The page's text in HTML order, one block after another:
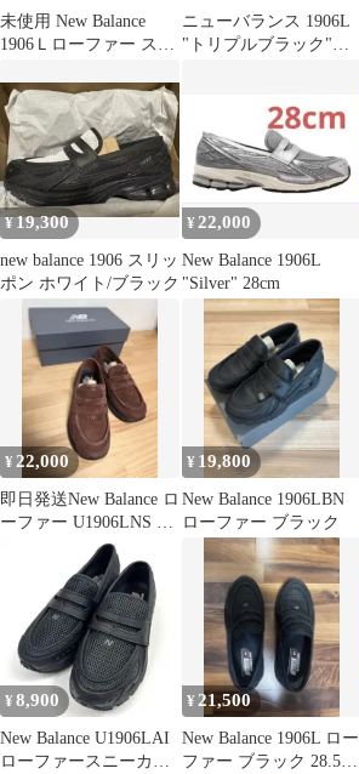
未使用 New Balance
1906Ｌローファー スニ
ニューバランス 1906L
"トリプルブラック"
¥19,300
new balance 1906 スリッ
ポン ホワイト/ブラック
¥ 22,000
New Balance 1906L
"Silver" 28cm
¥22,000
即日発送New Balance ロ
ーファー U1906LNS ブ
¥ 19,800
New Balance 1906LBN
ローファー ブラック
¥ 8,900
New Balance U1906LAI
ローファースニーカー
¥21,500
New Balance 1906L ロー
ファー ブラック 28.5cm